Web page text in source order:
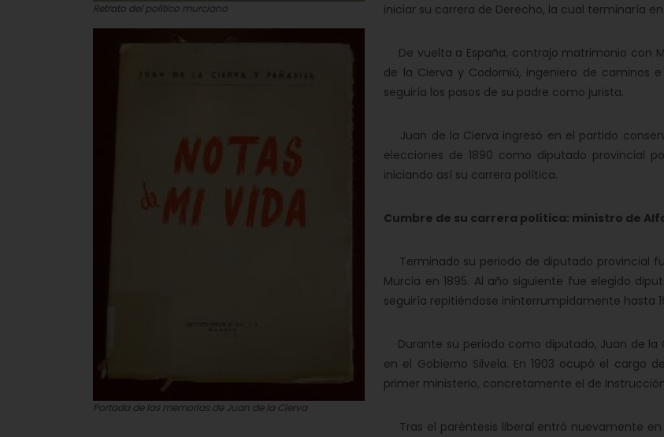
iniciar su carrera de Derecho, la cual terminaría
De vuelta a España, contrajo matrimonio con
de la Cierva y Codorniú, ingeniero de caminos
seguiría los pasos de su padre como jurista.
Juan de la Cierva ingresó en el partido
elecciones de 1890 como diputado provincial
iniciando así su carrera política.
Cumbre de su carrera política: ministro de
Terminado su periodo de diputado provincial
Murcia en 1895. Al año siguiente fue elegido
seguiría repitiéndose ininterrumpidamente hasta
Durante su periodo como diputado, Juan de la
en el Gobierno Silvela. En 1903 ocupó el cargo
primer ministerio, concretamente el de
Tras el paréntesis liberal entró nuevamente
Retrato del político murciano
Portada de las memorias de Juan de la Cierva